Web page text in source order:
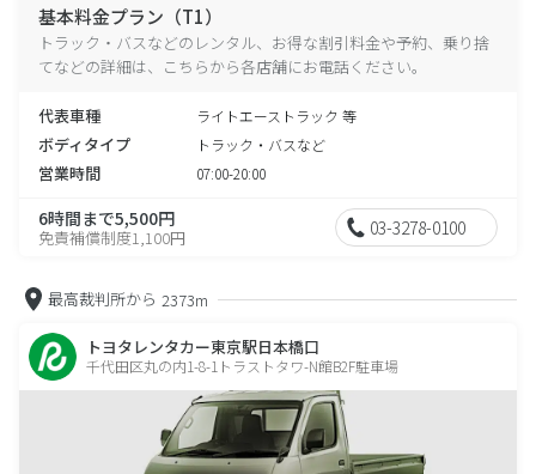
基本料金プラン（T1）
トラック・バスなどのレンタル、お得な割引料金や予約、乗り捨
てなどの詳細は、こちらから各店舗にお電話ください。
代表車種 ライトエーストラック 等
ボディタイプ トラック・バスなど
営業時間 07:00-20:00
6時間まで5,500円
免責補償制度1,100円 03-3278-0100
最高裁判所から 2373m
トヨタレンタカー東京駅日本橋口
千代田区丸の内1-8-1トラストタワ-N館B2F駐車場